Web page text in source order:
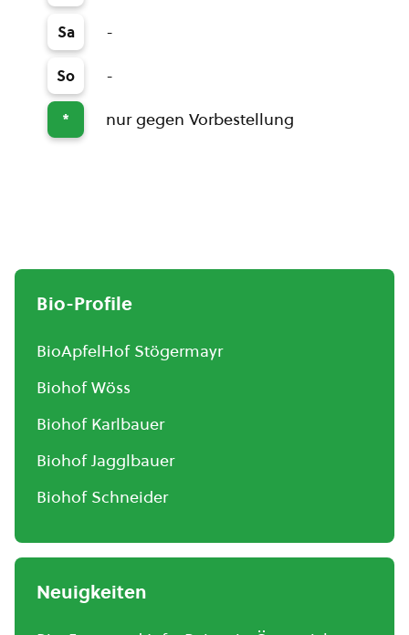
Sa -
So -
* nur gegen Vorbestellung
Bio-Profile
BioApfelHof Stögermayr
Biohof Wöss
Biohof Karlbauer
Biohof Jagglbauer
Biohof Schneider
Neuigkeiten